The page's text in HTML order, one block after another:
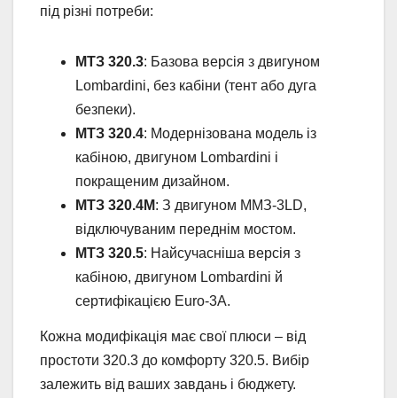
під різні потреби:
МТЗ 320.3: Базова версія з двигуном
Lombardini, без кабіни (тент або дуга
безпеки).
МТЗ 320.4: Модернізована модель із
кабіною, двигуном Lombardini і
покращеним дизайном.
МТЗ 320.4М: З двигуном ММЗ-3LD,
відключуваним переднім мостом.
МТЗ 320.5: Найсучасніша версія з
кабіною, двигуном Lombardini й
сертифікацією Euro-3A.
Кожна модифікація має свої плюси – від
простоти 320.3 до комфорту 320.5. Вибір
залежить від ваших завдань і бюджету.